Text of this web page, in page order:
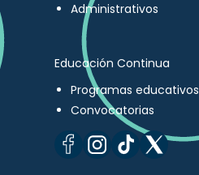
Administrativos
Educación Continua
Programas educativos
Convocatorias